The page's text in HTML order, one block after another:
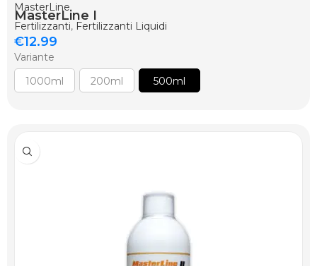
MasterLine
MasterLine I
Fertilizzanti, Fertilizzanti Liquidi
€12.99
Variante
1000ml
200ml 500ml